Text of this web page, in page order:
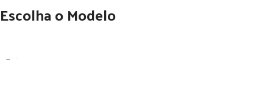
Escolha o Modelo